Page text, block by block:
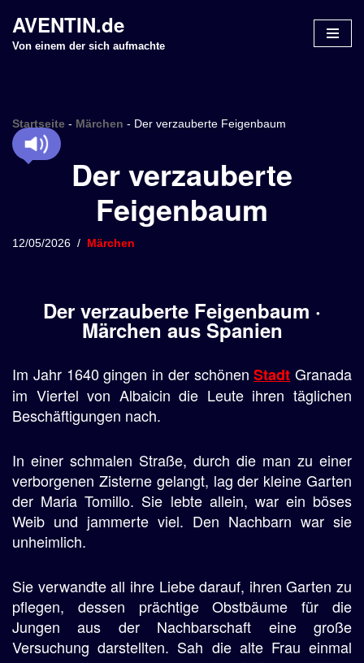
Z
n
h
a
p
AVENTIN.de
Von einem der sich aufmachte
Startseite - Märchen - Der verzauberte Feigenbaum
Der verzauberte
Feigenbaum
12/05/2026 Märchen
Der verzauberte Feigenbaum ·
Märchen aus Spanien
Im Jahr 1640 gingen in der schönenStadt Granada
im Viertel von Albaicin die Leute ihren täglichen
Beschäftigungen nach.
In einer schmalen Straße, durch die man zu einer
verborgenen Zisterne gelangt, lag der kleine Garten
der Maria Tomillo. Sie lebte allein, war ein böses
Weib und jammerte viel. Den Nachbarn war sie
unheimlich.
Sie verwandte all ihre Liebe darauf, ihren Garten zu
pflegen, dessen prächtige Obstbäume für die
Jungen aus der Nachbarschaft eine große
Versuchung darstellten. Sah die alte Frau einmal